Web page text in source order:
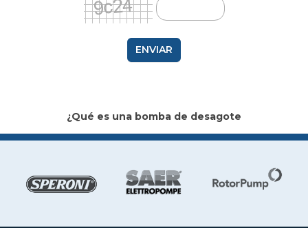
ENVIAR
¿Qué es una bomba de desagote